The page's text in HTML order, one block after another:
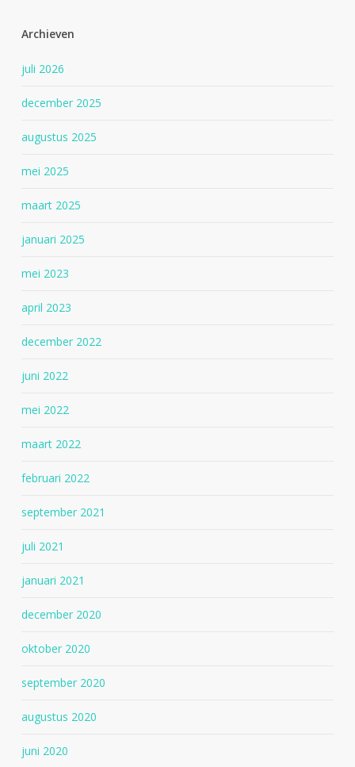
Archieven
juli 2026
december 2025
augustus 2025
mei 2025
maart 2025
januari 2025
mei 2023
april 2023
december 2022
juni 2022
mei 2022
maart 2022
februari 2022
september 2021
juli 2021
januari 2021
december 2020
oktober 2020
september 2020
augustus 2020
juni 2020